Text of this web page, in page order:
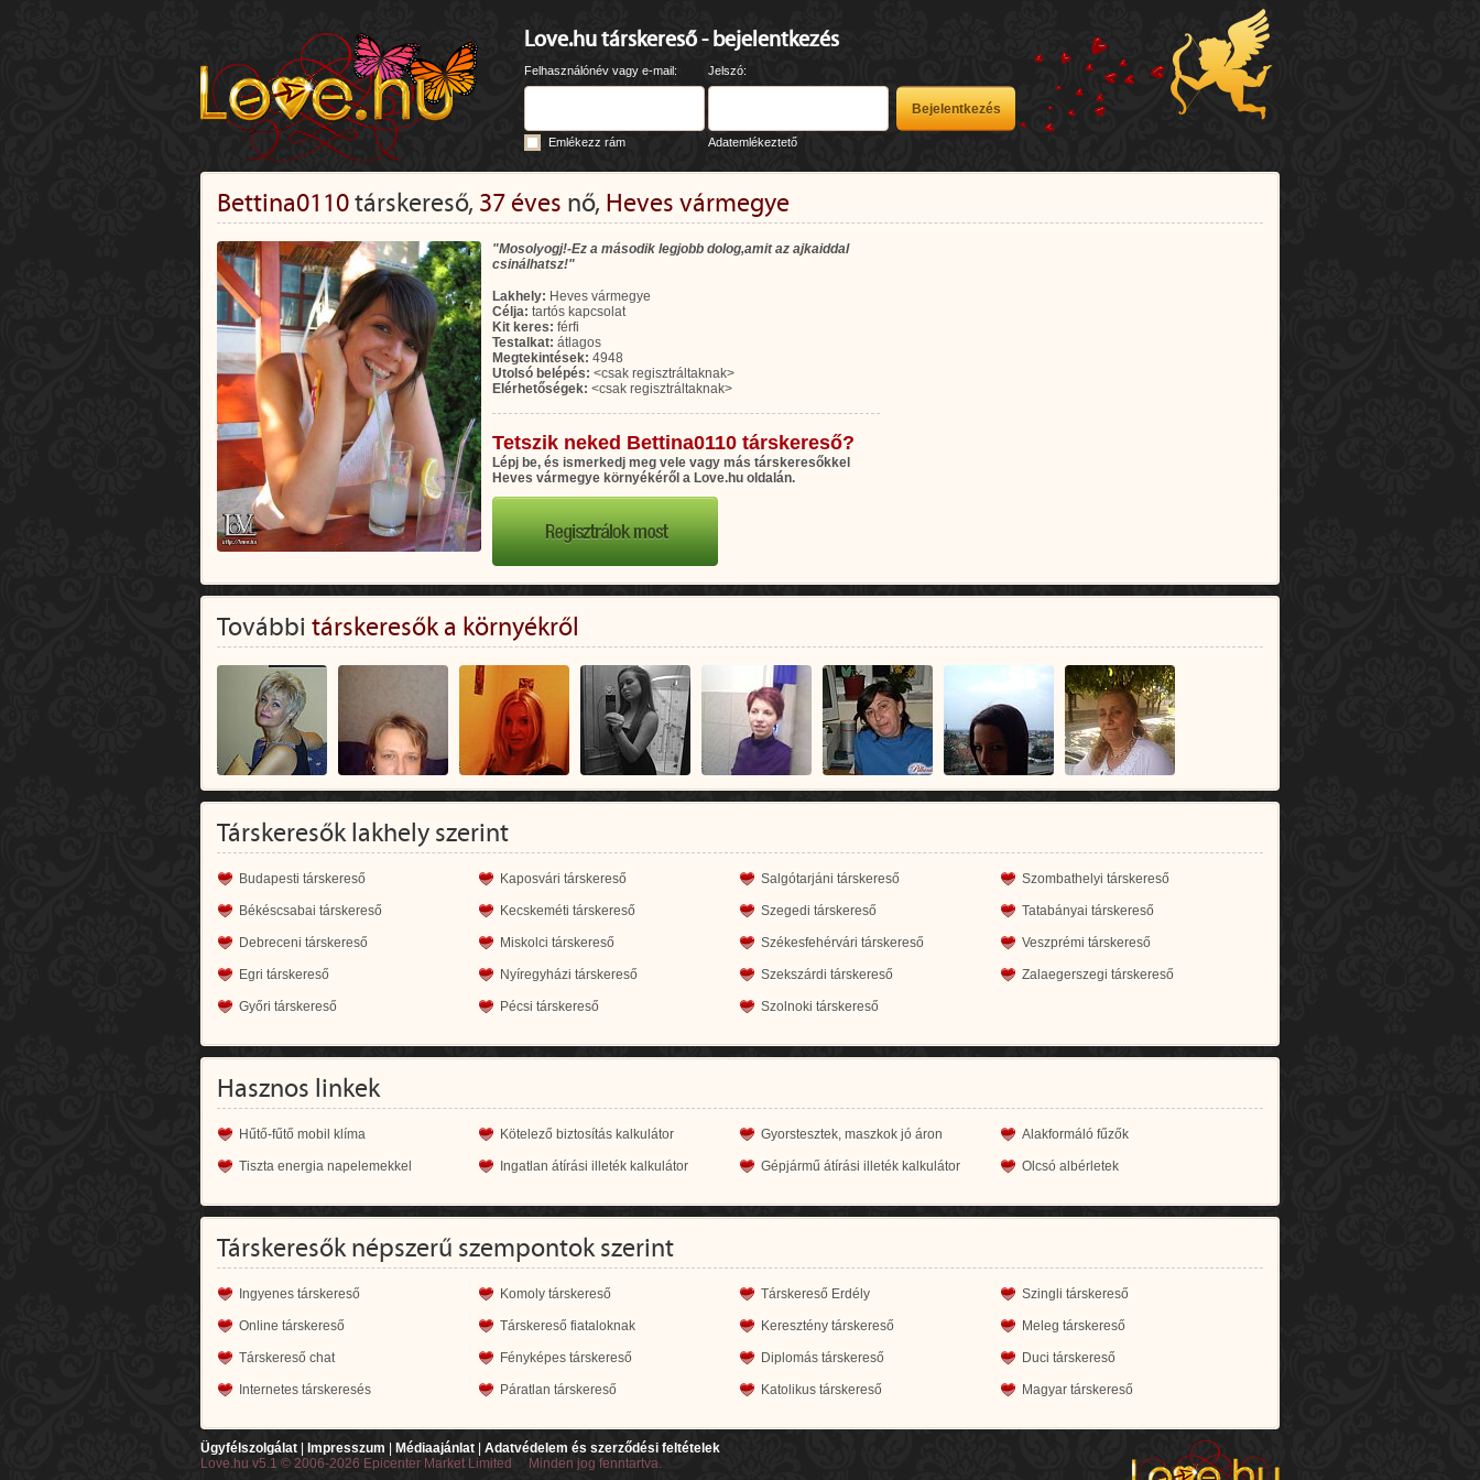
Love.hu társkereső - bejelentkezés
Felhasználónév vagy e-mail: Jelszó:
Emlékezz rám Adatemlékeztető
Bettina0110társkereső, 37 éves nő, Heves vármegye
"Mosolyogj!-Ez a második legjobb dolog,amit az ajkaiddal
csinálhatsz!"
Lakhely: Heves vármegye
Célja: tartós kapcsolat
Kit keres: férfi
Testalkat: átlagos
Megtekintések: 4948
Utolsó belépés: <csak regisztráltaknak>
Elérhetőségek: <csak regisztráltaknak>
Tetszik neked Bettina0110 társkereső?
Lépj be, és ismerkedj meg vele vagy más társkeresőkkel
Heves vármegye környékéről a Love.hu oldalán.
További társkeresők a környékről
Társkeresők lakhely szerint
Budapesti társkereső Kaposvári társkereső Salgótarjáni társkereső Szombathelyi társkereső
Békéscsabai társkereső Kecskeméti társkereső Szegedi társkereső Tatabányai társkereső
Debreceni társkereső Miskolci társkereső Székesfehérvári társkereső Veszprémi társkereső
Egri társkereső Nyíregyházi társkereső Szekszárdi társkereső Zalaegerszegi társkereső
Győri társkereső Pécsi társkereső Szolnoki társkereső
Hasznos linkek
Hűtő-fűtő mobil klíma Kötelező biztosítás kalkulátor Gyorstesztek, maszkok jó áron Alakformáló fűzők
Tiszta energia napelemekkel Ingatlan átírási illeték kalkulátor Gépjármű átírási illeték kalkulátor Olcsó albérletek
Társkeresők népszerű szempontok szerint
Ingyenes társkereső Komoly társkereső Társkereső Erdély Szingli társkereső
Online társkereső Társkereső fiataloknak Keresztény társkereső Meleg társkereső
Társkereső chat Fényképes társkereső Diplomás társkereső Duci társkereső
Internetes társkeresés Páratlan társkereső Katolikus társkereső Magyar társkereső
Ügyfélszolgálat Impresszum Médiaajánlat
Adatvédelem és szerződési feltételek
Love.hu v5.1 © 2006-2026 Epicenter Market Limited Minden jog fenntartva.